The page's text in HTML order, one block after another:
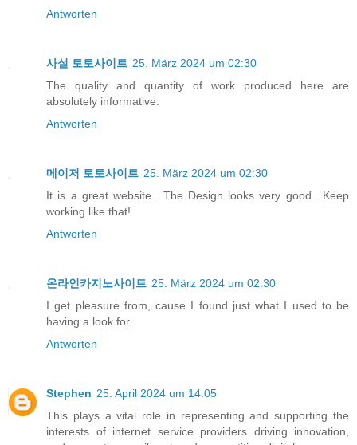
Antworten
사설 토토사이트 25. März 2024 um 02:30
The quality and quantity of work produced here are
absolutely informative.
Antworten
메이저 토토사이트 25. März 2024 um 02:30
It is a great website.. The Design looks very good.. Keep
working like that!.
Antworten
온라인카지노사이트 25. März 2024 um 02:30
I get pleasure from, cause I found just what I used to be
having a look for.
Antworten
Stephen 25. April 2024 um 14:05
This plays a vital role in representing and supporting the
interests of internet service providers driving innovation,